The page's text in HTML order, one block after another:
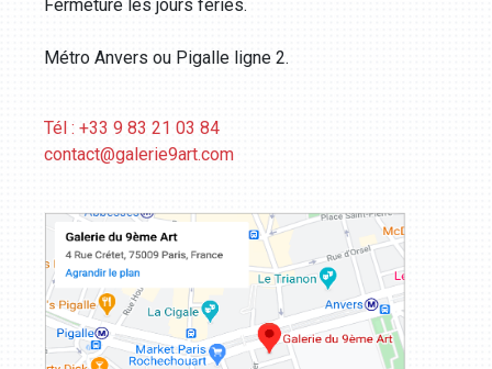
Fermeture les jours fériés.
Métro Anvers ou Pigalle ligne 2.
Tél : +33 9 83 21 03 84
contact@galerie9art.com